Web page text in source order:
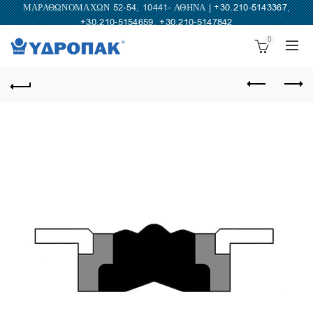
ΜΑΡΑΘΩΝΟΜΑΧΩΝ 52-54, 10441- ΑΘΗΝΑ |+30.210-5143367,
+30.210-5154659,+30.210-5147842
0